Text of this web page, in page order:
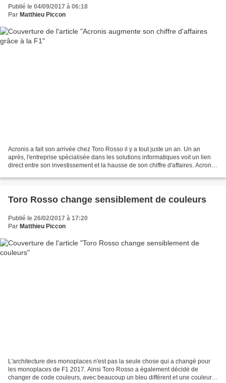
Publié le 04/09/2017 à 06:18
Par Matthieu Piccon
Acronis a fait son arrivée chez Toro Rosso il y a tout juste un an. Un an
après, l'entreprise spécialisée dans les solutions informatiques voit un lien
direct entre son investissement et la hausse de son chiffre d'affaires. Acronis
Toro Rosso change sensiblement de couleurs
Publié le 26/02/2017 à 17:20
Par Matthieu Piccon
L'architecture des monoplaces n'est pas la seule chose qui a changé pour
les monoplaces de F1 2017. Ainsi Toro Rosso a également décidé de
changer de code couleurs, avec beaucoup un bleu différent et une couleur